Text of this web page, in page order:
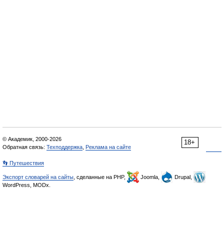
18+
© Академик, 2000-2026
Обратная связь: Техподдержка Реклама на сайте
👣 Путешествия
Экспорт словарей на сайты , сделанные на PHP, Joomla,
Drupal,
WordPress, MODx.